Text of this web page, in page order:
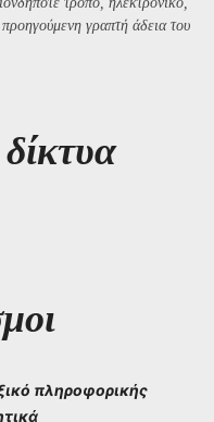
γραπτή άδεια του
πληροφορικής